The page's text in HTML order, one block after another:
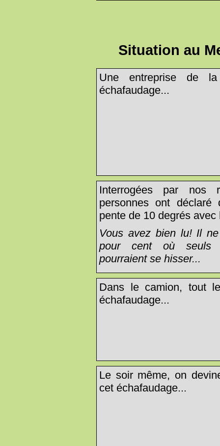
Situation au
Une entreprise de
échafaudage...
Interrogées par nos
personnes ont déclaré
pente de 10 degrés
Vous avez bien lu! Il
pour cent où seuls
pourraient se hisser...
Dans le camion, tout
échafaudage...
Le soir même, on
cet échafaudage...